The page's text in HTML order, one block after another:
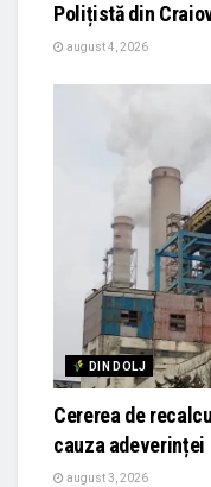
Polițistă din
august 4, 2026
DIN DOLJ
Cererea de
cauza adeverinței
august 3, 2026